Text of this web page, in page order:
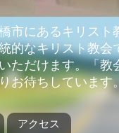
市にあるキリス
的なキリスト教
ただけます。「
お待ちしています。
アクセス